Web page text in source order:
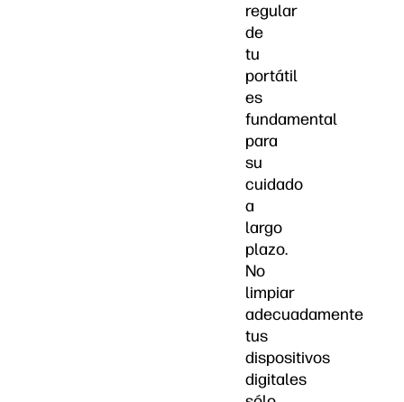
regular
de
tu
portátil
es
fundamental
para
su
cuidado
a
largo
plazo.
No
limpiar
adecuadamente
tus
dispositivos
digitales